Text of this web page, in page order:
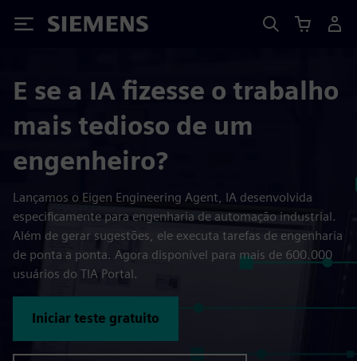
Siemens
E se a IA fizesse o trabalho
mais tedioso de um
engenheiro?
Lançamos o Eigen Engineering Agent, IA desenvolvida
especificamente para engenharia de automação industrial.
Além de gerar sugestões, ele executa tarefas de engenharia
de ponta a ponta. Agora disponível para mais de 600.000
usuários do TIA Portal.
Iniciar teste gratuito